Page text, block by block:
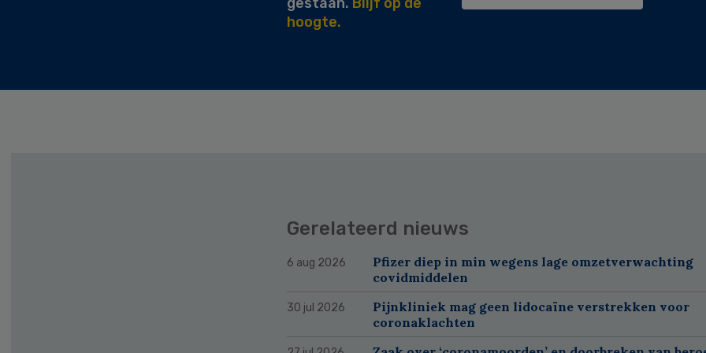
hoogte.
Gerelateerd nieuws
6 aug 2026
Pfizer diep in min wegens lage omzetverwachting
covidmiddelen
30 jul 2026
Pijnkliniek mag geen lidocaïne verstrekken voor
coronaklachten